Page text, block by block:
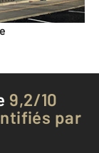
9,2/10
par